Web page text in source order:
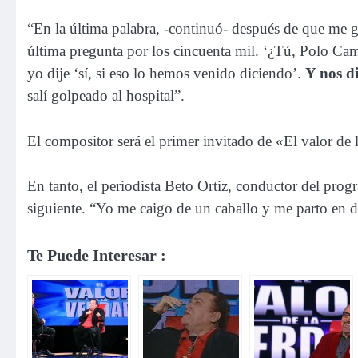
“En la última palabra, -continuó- después de que
última pregunta por los cincuenta mil. ‘¿Tú, Polo
yo dije ‘sí, si eso lo hemos venido diciendo’. Y nos
salí golpeado al hospital”.
El compositor será el primer invitado de «El valor de
En tanto, el periodista Beto Ortiz, conductor del
siguiente. “Yo me caigo de un caballo y me parto en
Te Puede Interesar :